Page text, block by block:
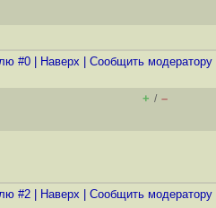
#0 Наверх Cообщить модератору
+ / –
#2 Наверх Cообщить модератору